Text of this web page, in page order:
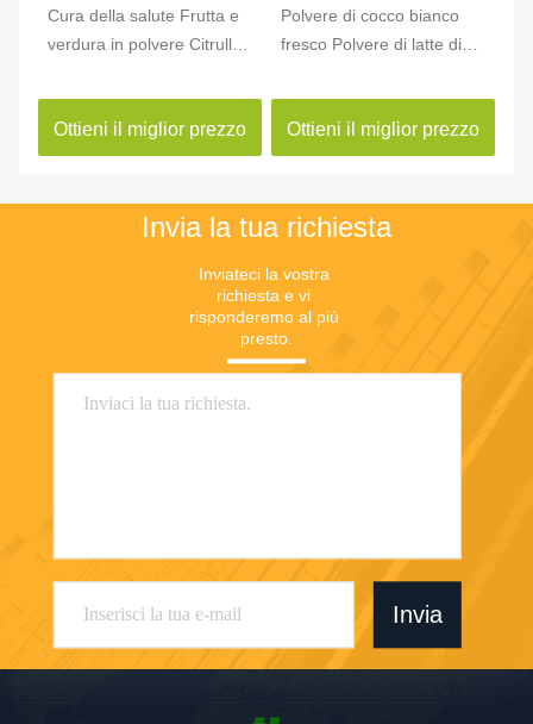
Cura della salute Frutta e
verdura in polvere Citrullus
polvere
Ottieni il miglior prezzo
Polvere di cocco bianco
fresco Polvere di latte di
cocco
Ottieni il miglior prezzo
Invia la tua richiesta
Inviateci la vostra
richiesta e vi
risponderemo al più
presto.
Invia